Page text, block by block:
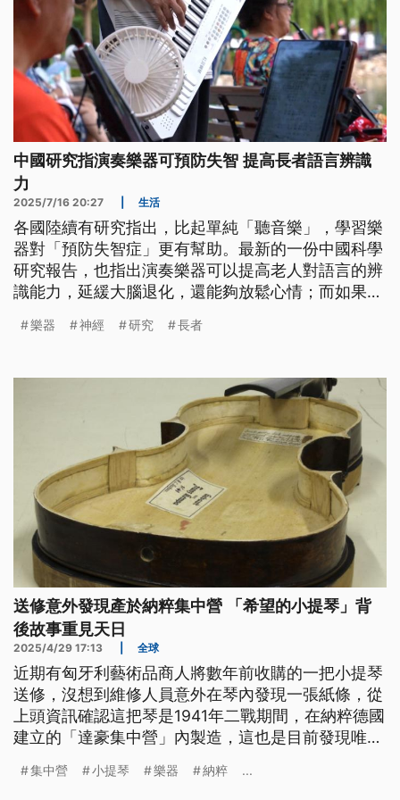
中國研究指演奏樂器可預防失智 提高長者語言辨識
力
2025/7/16 20:27 生活
各國陸續有研究指出，比起單純「聽音樂」，學習樂
器對「預防失智症」更有幫助。最新的一份中國科學
研究報告，也指出演奏樂器可以提高老人對語言的辨
識能力，延緩大腦退化，還能夠放鬆心情；而如果是
樂器 神經 研究 長者
送修意外發現產於納粹集中營 「希望的小提琴」背
後故事重見天日
2025/4/29 17:13 全球
近期有匈牙利藝術品商人將數年前收購的一把小提琴
送修，沒想到維修人員意外在琴內發現一張紙條，從
上頭資訊確認這把琴是1941年二戰期間，在納粹德國
建立的「達豪集中營」內製造，這也是目前發現唯一
天日的小提琴，也被命名為「希望的小提琴」。
集中營 小提琴 樂器 納粹 ...